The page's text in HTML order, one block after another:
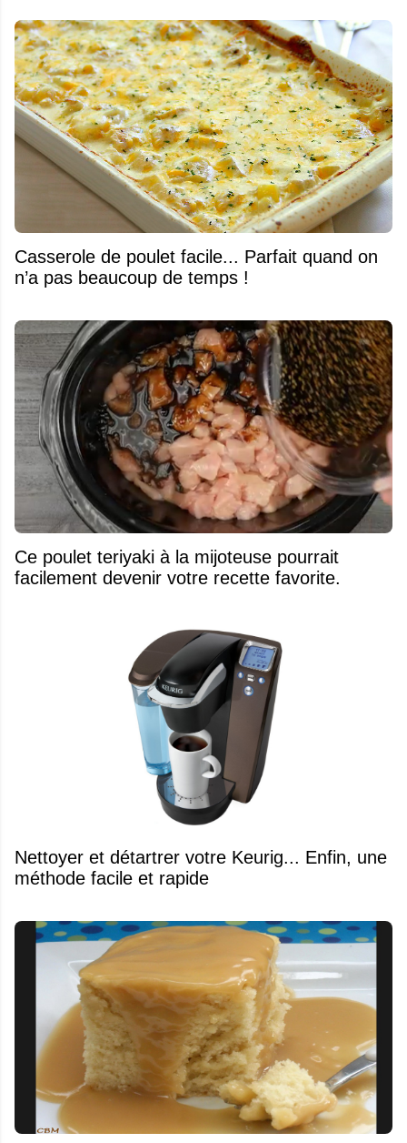
Casserole de poulet facile... Parfait quand on
n’a pas beaucoup de temps !
Ce poulet teriyaki à la mijoteuse pourrait
facilement devenir votre recette favorite.
Nettoyer et détartrer votre Keurig... Enfin, une
méthode facile et rapide